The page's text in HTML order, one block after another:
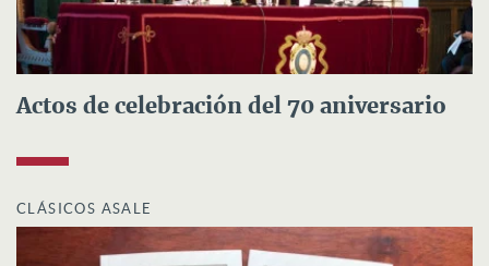
Actos de celebración del 70 aniversario
CLÁSICOS ASALE